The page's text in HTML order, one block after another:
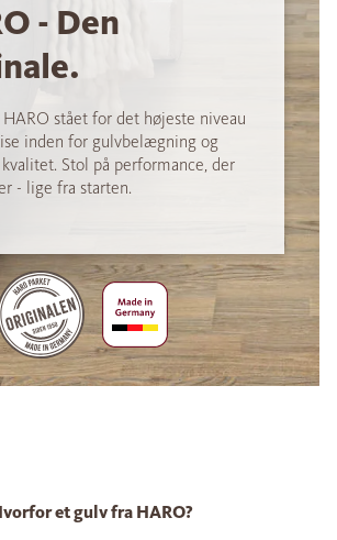
- Den
HARO stået for det højeste niveau
inden for gulvbelægning og
Stol på performance, der
- lige fra starten.
et gulv fra HARO?